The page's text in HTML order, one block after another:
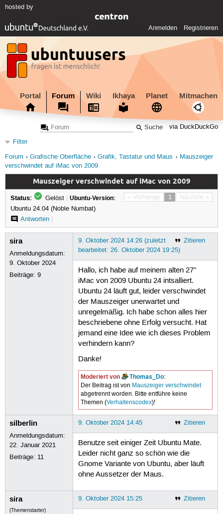
hosted by
Anmelden Registrieren
Portal Forum Wiki Ikhaya Planet Mitmachen
via DuckDuckGo
Filter
Forum
Grafische Oberfläche Grafik, Tastatur und Maus
Mauszeiger
verschwindet auf iMac von 2009
Mauszeiger verschwindet auf iMac von 2009
« Vorherige 1 Nächste »
Status: Gelöst | Ubuntu-Version:
Ubuntu 24.04 (Noble Numbat)
Antworten|
sira
Anmeldungsdatum:
9. Oktober 2024
Beiträge:9
Zitieren
9. Oktober 2024 14:26 (zuletzt
bearbeitet: 26. Oktober 2024 19:25)
Hallo, ich habe auf meinem alten 27"
iMac von 2009 Ubuntu 24 intsalliert.
Ubuntu 24 läuft gut, leider verschwindet
der Mauszeiger unerwartet und
unregelmäßig. Ich habe schon alles hier
beschriebene ohne Erfolg versucht. Hat
jemand eine Idee wie ich dieses Problem
verhindern kann?
Danke!
Moderiert von Thomas_Do:
Der Beitrag ist von Mauszeiger verschwindet
abgetrennt worden. Bitte entführe keine
Themen (Verhaltenscodex)!
silberlin
Anmeldungsdatum:
22. Januar 2021
Beiträge: 11
Zitieren
9. Oktober 2024 14:45
Benutze seit einiger Zeit Ubuntu Mate.
Leider nicht ganz so schön wie die
Gnome Variante von Ubuntu, aber läuft
ohne Aussetzer der Maus.
sira
(Themenstarter)
Zitieren
9. Oktober 2024 15:25